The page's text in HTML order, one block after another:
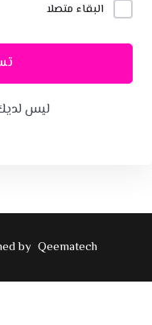
البقاء متصلا
ليس
by Qeematech